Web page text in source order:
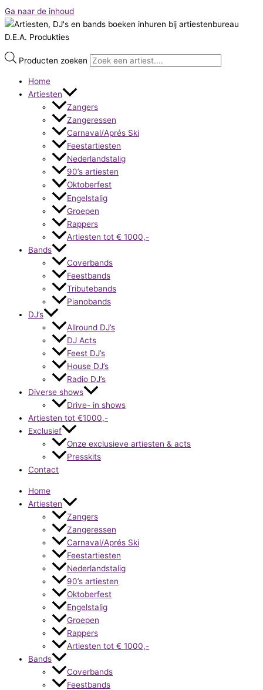
Ga naar de inhoud
Producten zoeken
Home
Artiesten
Zangers
Zangeressen
Carnaval/Aprés Ski
Feestartiesten
Nederlandstalig
90’s artiesten
Oktoberfest
Engelstalig
Groepen
Rappers
Artiesten tot € 1000,-
Bands
Coverbands
Feestbands
Tributebands
Pianobands
DJ’s
Allround DJ’s
DJ Acts
Feest DJ’s
House DJ’s
Radio DJ’s
Diverse shows
Drive- in shows
Artiesten tot €1000,-
Exclusief
Onze exclusieve artiesten & acts
Presskits
Contact
Home
Artiesten
Zangers
Zangeressen
Carnaval/Aprés Ski
Feestartiesten
Nederlandstalig
90’s artiesten
Oktoberfest
Engelstalig
Groepen
Rappers
Artiesten tot € 1000,-
Bands
Coverbands
Feestbands